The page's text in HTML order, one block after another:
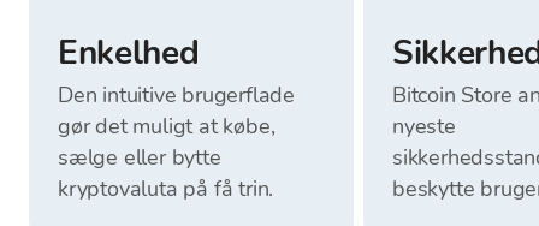
Enkelhed
Den intuitive brugerflade
gør det muligt at købe,
sælge eller bytte
kryptovaluta på få trin.
Bitcoin Store
nyeste
beskytte